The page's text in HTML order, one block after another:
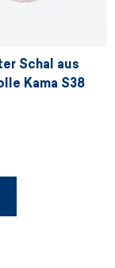
Schal aus
Kama S38